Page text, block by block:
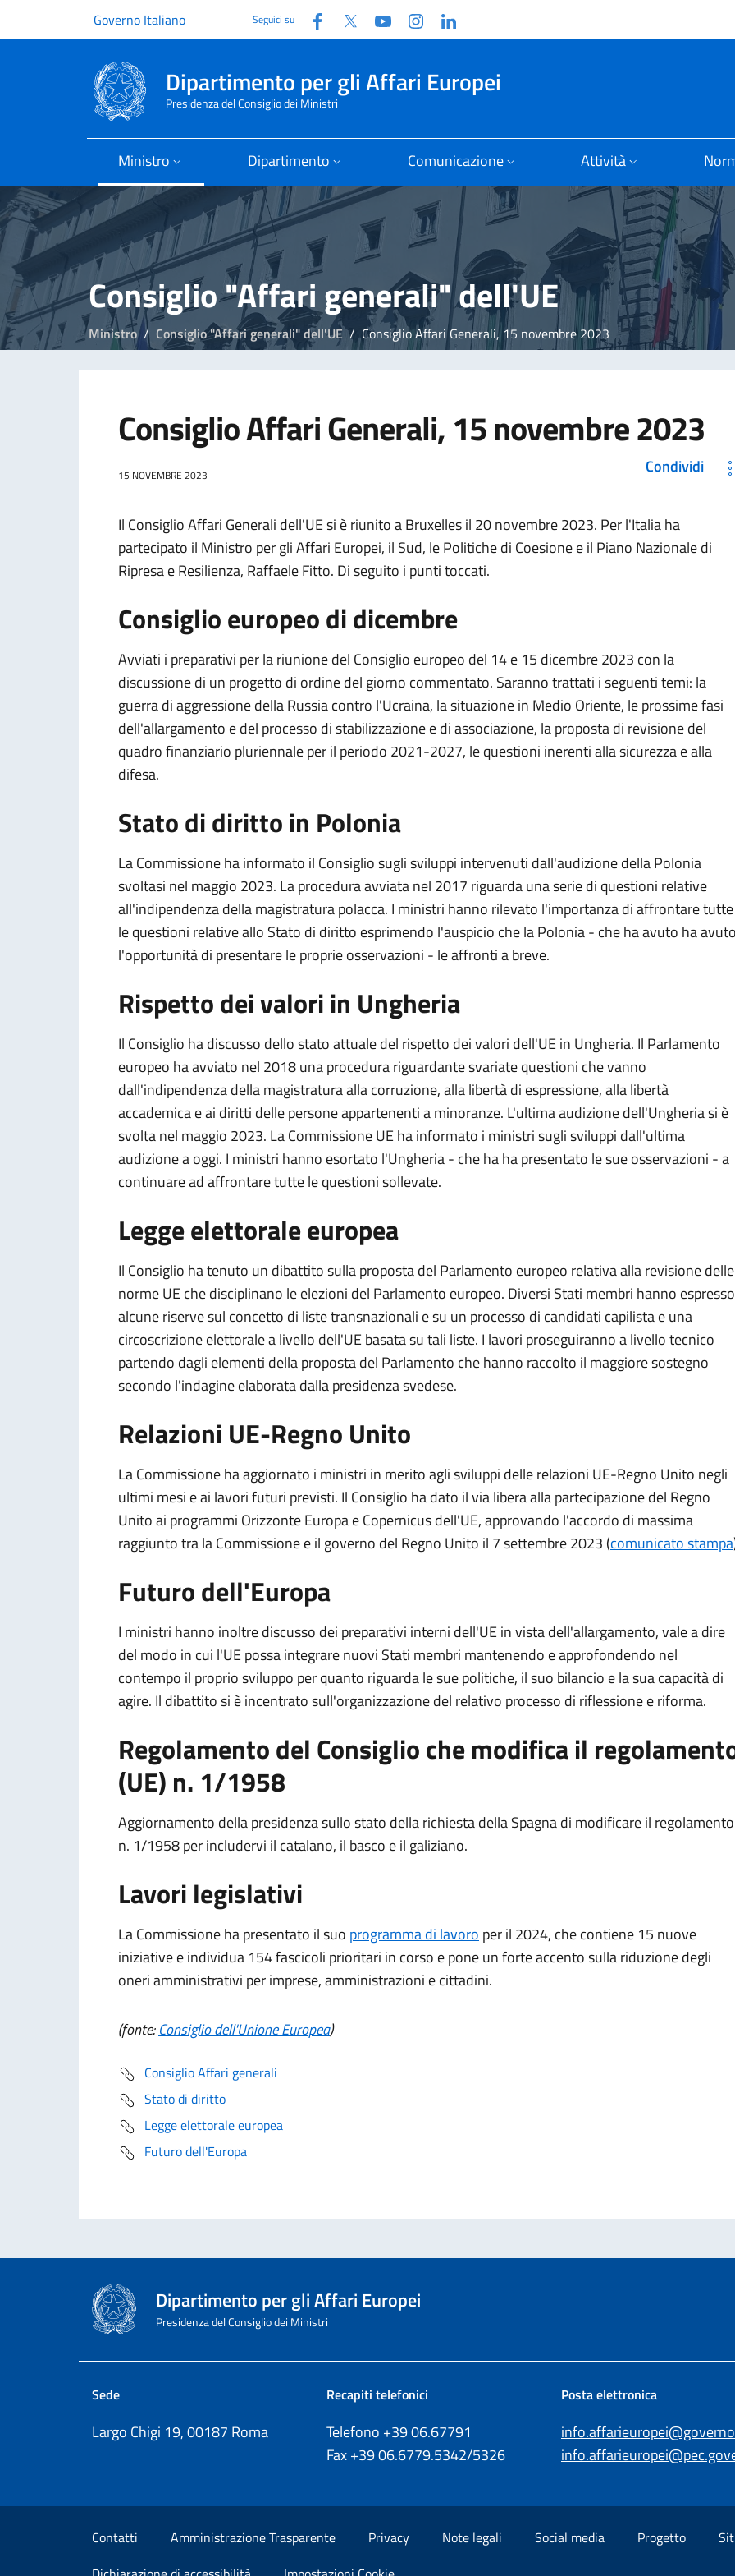
Governo Italiano Seguici su Facebook
Twitter YouTubeInstagram
Dipartimento per gli Affari Europei
Presidenza del Consiglio dei Ministri
Ministro Dipartimento Comunicazione Attività
Consiglio "Affari generali" dell'UE
Ministro Consiglio "Affari generali" dell'UE Consiglio Affari Generali, 15 novembre 2023
Consiglio Affari Generali, 15 novembre 2023
15 NOVEMBRE 2023 Condividi
Il Consiglio Affari Generali dell'UE si è riunito a Bruxelles il 20 novembre 2023. Per l'Italia ha
partecipato il Ministro per gli Affari Europei, il Sud, le Politiche di Coesione e il Piano Nazionale di
Ripresa e Resilienza, Raffaele Fitto. Di seguito i punti toccati.
Consiglio europeo di dicembre
Avviati i preparativi per la riunione del Consiglio europeo del 14 e 15 dicembre 2023 con la
discussione di un progetto di ordine del giorno commentato. Saranno trattati i seguenti temi: la
guerra di aggressione della Russia contro l'Ucraina, la situazione in Medio Oriente, le prossime fasi
dell'allargamento e del processo di stabilizzazione e di associazione, la proposta di revisione del
quadro finanziario pluriennale per il periodo 2021-2027, le questioni inerenti alla sicurezza e alla
difesa.
Stato di diritto in Polonia
La Commissione ha informato il Consiglio sugli sviluppi intervenuti dall'audizione della Polonia
svoltasi nel maggio 2023. La procedura avviata nel 2017 riguarda una serie di questioni relative
all'indipendenza della magistratura polacca. I ministri hanno rilevato l'importanza di affrontare tutte
le questioni relative allo Stato di diritto esprimendo l'auspicio che la Polonia - che ha avuto ha
l'opportunità di presentare le proprie osservazioni - le affronti a breve.
Rispetto dei valori in Ungheria
Il Consiglio ha discusso dello stato attuale del rispetto dei valori dell'UE in Ungheria. Il Parlamento
europeo ha avviato nel 2018 una procedura riguardante svariate questioni che vanno
dall'indipendenza della magistratura alla corruzione, alla libertà di espressione, alla libertà
accademica e ai diritti delle persone appartenenti a minoranze. L'ultima audizione dell'Ungheria si è
svolta nel maggio 2023. La Commissione UE ha informato i ministri sugli sviluppi dall'ultima
audizione a oggi. I ministri hanno esortato l'Ungheria - che ha ha presentato le sue osservazioni - a
continuare ad affrontare tutte le questioni sollevate.
Legge elettorale europea
Il Consiglio ha tenuto un dibattito sulla proposta del Parlamento europeo relativa alla revisione delle
norme UE che disciplinano le elezioni del Parlamento europeo. Diversi Stati membri hanno espresso
alcune riserve sul concetto di liste transnazionali e su un processo di candidati capilista e una
circoscrizione elettorale a livello dell'UE basata su tali liste. I lavori proseguiranno a livello tecnico
partendo dagli elementi della proposta del Parlamento che hanno raccolto il maggiore sostegno
secondo l'indagine elaborata dalla presidenza svedese.
Relazioni UE-Regno Unito
La Commissione ha aggiornato i ministri in merito agli sviluppi delle relazioni UE-Regno Unito negli
ultimi mesi e ai lavori futuri previsti. Il Consiglio ha dato il via libera alla partecipazione del Regno
Unito ai programmi Orizzonte Europa e Copernicus dell'UE, approvando l'accordo di massima
raggiunto tra la Commissione e il governo del Regno Unito il 7 settembre 2023 (comunicato stampa
Futuro dell'Europa
I ministri hanno inoltre discusso dei preparativi interni dell'UE in vista dell'allargamento, vale a dire
del modo in cui l'UE possa integrare nuovi Stati membri mantenendo e approfondendo nel
contempo il proprio sviluppo per quanto riguarda le sue politiche, il suo bilancio e la sua capacità di
agire. Il dibattito si è incentrato sull'organizzazione del relativo processo di riflessione e riforma.
Regolamento del Consiglio che modifica il
(UE) n. 1/1958
Aggiornamento della presidenza sullo stato della richiesta della Spagna di modificare il regolamento
n. 1/1958 per includervi il catalano, il basco e il galiziano.
Lavori legislativi
La Commissione ha presentato il suo programma di lavoro per il 2024, che contiene 15 nuove
iniziative e individua 154 fascicoli prioritari in corso e pone un forte accento sulla riduzione degli
oneri amministrativi per imprese, amministrazioni e cittadini.
(fonte:Consiglio dell'Unione Europea)
Consiglio Affari generali
Stato di diritto
Legge elettorale europea
Futuro dell'Europa
Dipartimento per gli Affari Europei
Presidenza del Consiglio dei Ministri
Sede
Largo Chigi 19, 00187 Roma
Recapiti telefonici
Telefono +3906.67791
Fax+3906.6779.5342/5326
Posta elettronica
Sezione Link Utili
Contatti Amministrazione Trasparente Privacy Note legali Social media Progetto